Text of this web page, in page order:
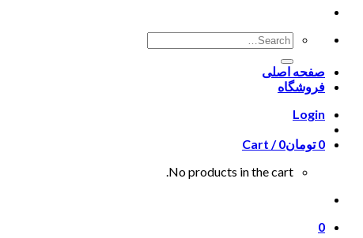
صفحه اصلی
فروشگاه
Login
Cart /
تومان0
0
No products in the cart.
0